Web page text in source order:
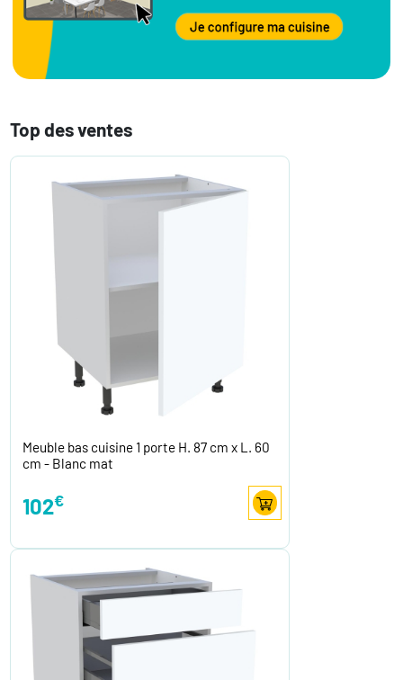
Top des ventes
Meuble bas cuisine 1 porte H. 87 cm x L. 60
cm - Blanc mat
102€